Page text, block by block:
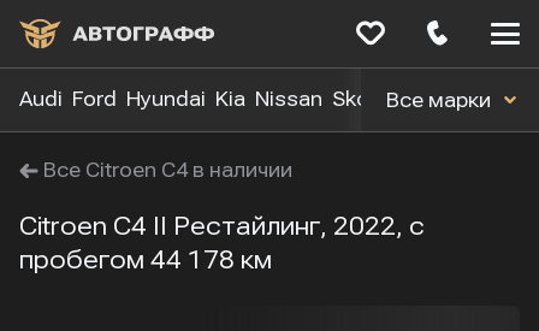
Audi Ford Hyundai Kia Nissan Skoda Toyota
Все марки
Все Citroen C4 в наличии
Citroen C4 II Рестайлинг, 2022, с
пробегом 44 178 км